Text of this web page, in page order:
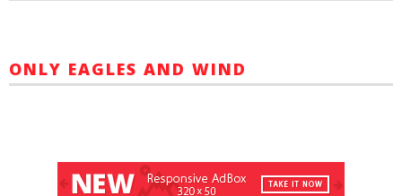
ONLY EAGLES AND WIND